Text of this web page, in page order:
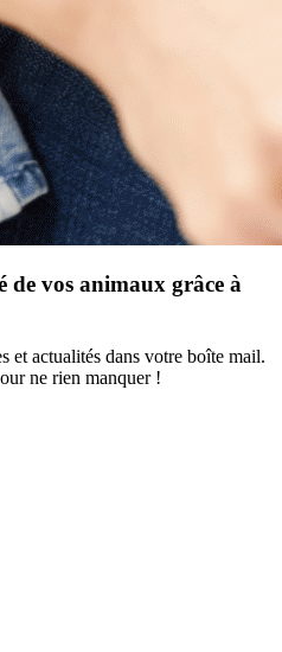
de vos animaux grâce à
et actualités dans votre boîte mail.
ne rien manquer !